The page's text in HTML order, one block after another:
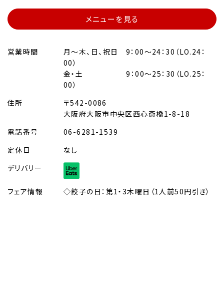
メニューを見る
営業時間
月～木、日、祝日 9：00～24：30（LO.24：
00）
金・土 9：00～25：30（LO.25：
00）
住所
〒542-0086
大阪府大阪市中央区西心斎橋1-8-18
電話番号
06-6281-1539
定休日
なし
デリバリー
フェア情報 ◇餃子の日：第1・3木曜日（1人前50円引き）